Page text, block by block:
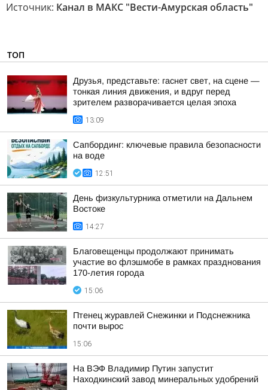
Источник: Канал в МАКС "Вести-Амурская область"
ТОП
Друзья, представьте: гаснет свет, на сцене —
тонкая линия движения, и вдруг перед
зрителем разворачивается целая эпоха
13:09
Сапбординг: ключевые правила безопасности
на воде
12:51
День физкультурника отметили на Дальнем
Востоке
14:27
Благовещенцы продолжают принимать
участие во флэшмобе в рамках празднования
170-летия города
15:06
Птенец журавлей Снежинки и Подснежника
почти вырос
15:06
На ВЭФ Владимир Путин запустит
Находкинский завод минеральных удобрений